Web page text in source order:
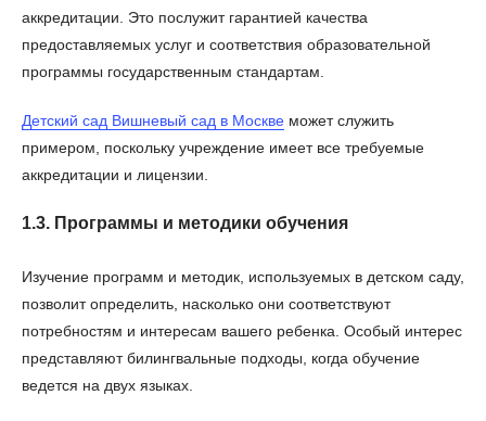
аккредитации. Это послужит гарантией качества
предоставляемых услуг и соответствия образовательной
программы государственным стандартам.
Детский сад Вишневый сад в Москве может служить
примером, поскольку учреждение имеет все требуемые
аккредитации и лицензии.
1.3. Программы и методики обучения
Изучение программ и методик, используемых в детском саду,
позволит определить, насколько они соответствуют
потребностям и интересам вашего ребенка. Особый интерес
представляют билингвальные подходы, когда обучение
ведется на двух языках.